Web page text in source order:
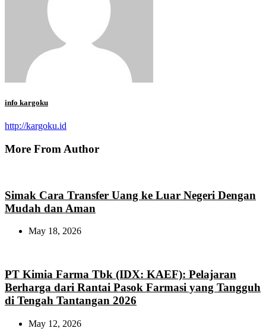
info kargoku
http://kargoku.id
More From Author
Simak Cara Transfer Uang ke Luar Negeri Dengan
Mudah dan Aman
May 18, 2026
PT Kimia Farma Tbk (IDX: KAEF): Pelajaran
Berharga dari Rantai Pasok Farmasi yang Tangguh
di Tengah Tantangan 2026
May 12, 2026